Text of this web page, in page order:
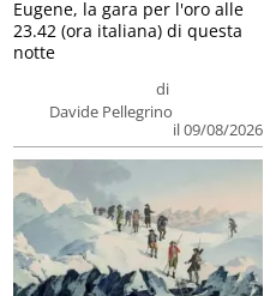
di
Davide Pellegrino
il 09/08/2026
Eugene, la gara per l'oro alle
23.42 (ora italiana) di questa
notte